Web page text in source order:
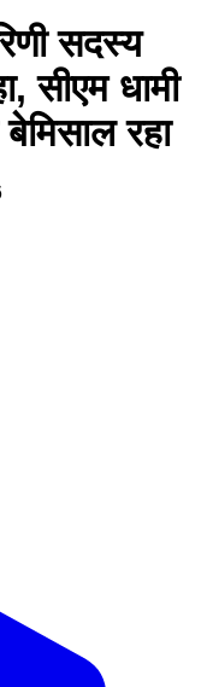
सदस्य
सीएम धामी
रहा